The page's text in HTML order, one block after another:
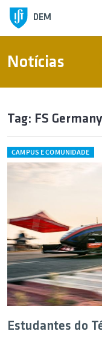
DEM
Notícias
Tag: FS Germany
CAMPUS E COMUNIDADE
Estudantes do